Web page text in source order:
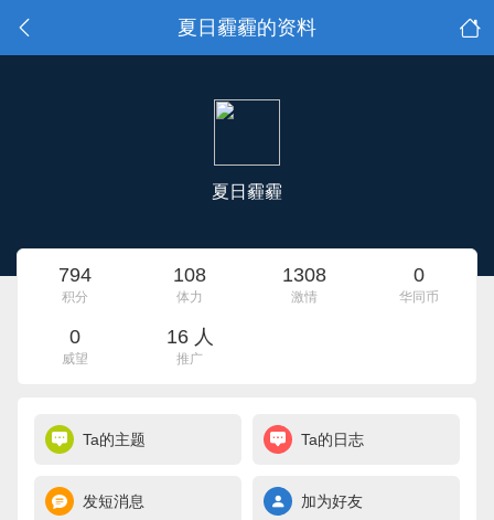
夏日霾霾的资料
夏日霾霾
794
积分
108
体力
1308
激情
0
华同币
0
威望
16 人
推广
Ta的主题 Ta的日志
发短消息 加为好友